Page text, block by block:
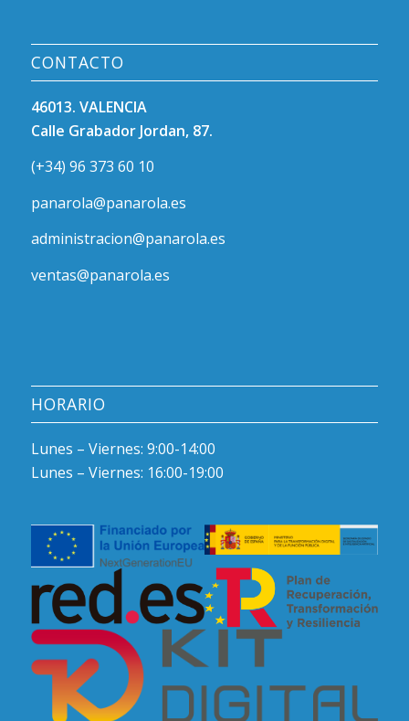
CONTACTO
46013. VALENCIA
Calle Grabador Jordan, 87.
(+34) 96 373 60 10
panarola@panarola.es
administracion@panarola.es
ventas@panarola.es
HORARIO
Lunes – Viernes: 9:00-14:00
Lunes – Viernes: 16:00-19:00